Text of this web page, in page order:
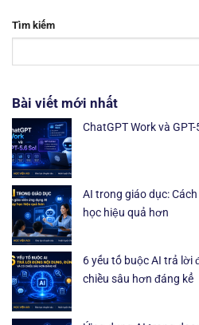
Tìm kiếm
Bài viết mới nhất
ChatGPT Work và
AI trong giáo dục:
học hiệu quả hơn
6 yếu tố buộc AI trả lời
chiều sâu hơn đáng kể